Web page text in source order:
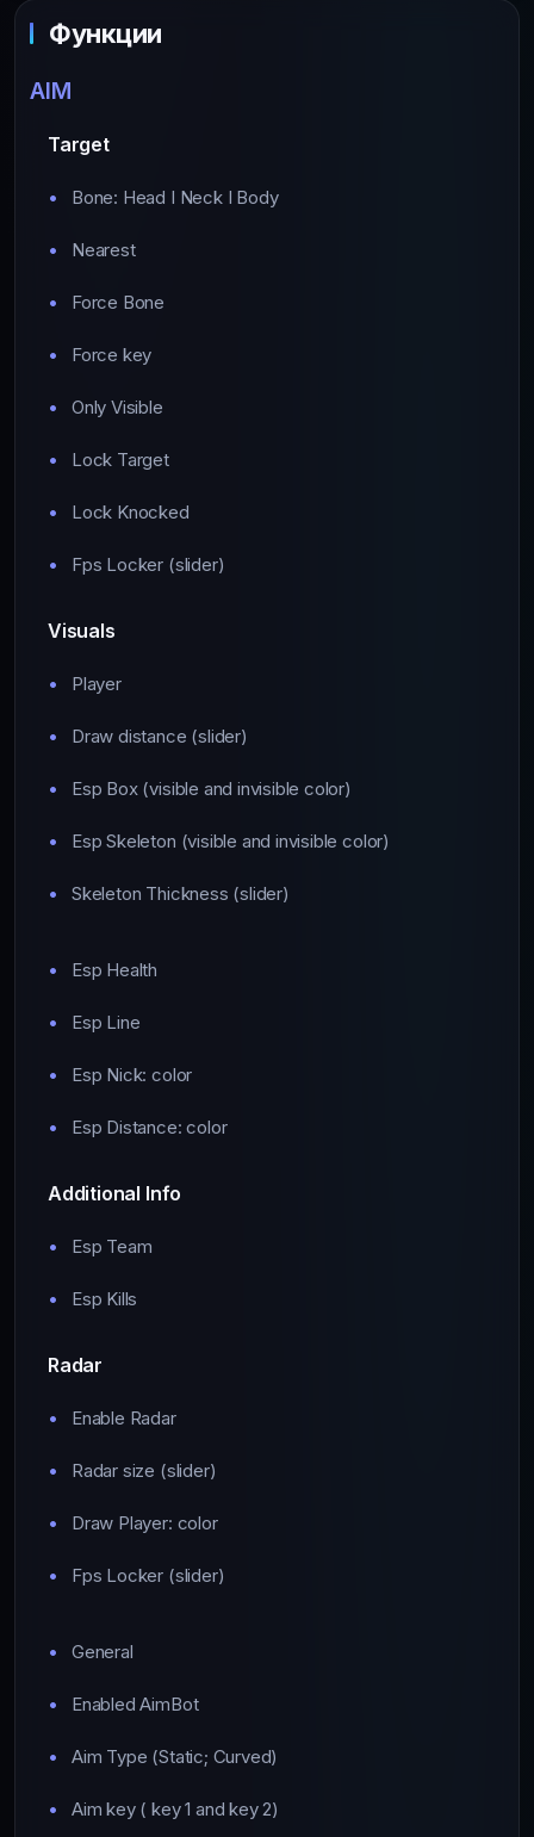
Функции
AIM
Target
Bone: Head I Neck I Body
Nearest
Force Bone
Force key
Only Visible
Lock Target
Lock Knocked
Fps Locker (slider)
Visuals
Player
Draw distance (slider)
Esp Box (visible and invisible color)
Esp Skeleton (visible and invisible color)
Skeleton Thickness (slider)
Esp Health
Esp Line
Esp Nick: color
Esp Distance: color
Additional Info
Esp Team
Esp Kills
Radar
Enable Radar
Radar size (slider)
Draw Player: color
Fps Locker (slider)
General
Enabled AimBot
Aim Type (Static; Curved)
Aim key ( key 1 and key 2)